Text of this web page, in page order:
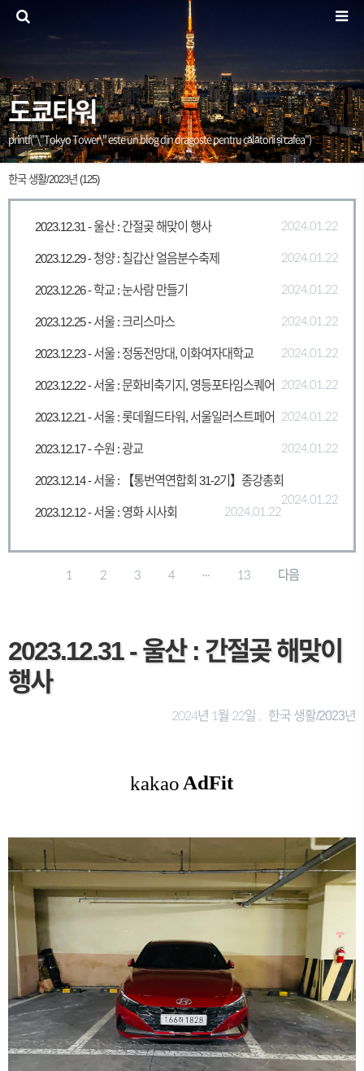
도쿄타워
printf("\"Tokyo Tower\" este un blog din dragoste pentru călătorii și cafea")
한국 생활/2023년 (125)
2023.12.31 - 울산 : 간절곶 해맞이 행사 2024.01.22
2023.12.29 - 청양 : 칠갑산 얼음분수축제 2024.01.22
2023.12.26 - 학교 : 눈사람 만들기 2024.01.22
2023.12.25 - 서울 : 크리스마스 2024.01.22
2023.12.23 - 서울 : 정동전망대, 이화여자대학교 2024.01.22
2023.12.22 - 서울 : 문화비축기지, 영등포타임스퀘어 2024.01.22
2023.12.21 - 서울 : 롯데월드타워, 서울일러스트페어 2024.01.22
2023.12.17 - 수원 : 광교 2024.01.22
2023.12.14 - 서울 : 【통번역연합회 31-2기】종강총회
2024.01.22
2023.12.12 - 서울 : 영화 시사회 2024.01.22
1 2 3 4 ··· 13 다음
2023.12.31 - 울산 : 간절곶 해맞이
행사
2024년 1월 22일 , 한국 생활/2023년